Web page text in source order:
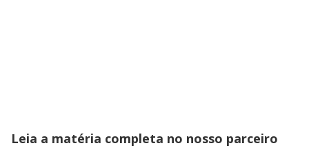
Leia a matéria completa no nosso parceiro